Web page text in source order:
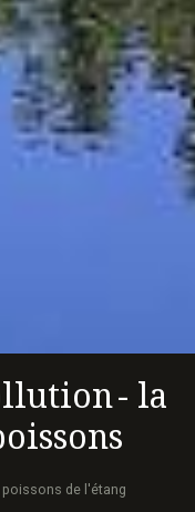
- la
poissons de l'étang